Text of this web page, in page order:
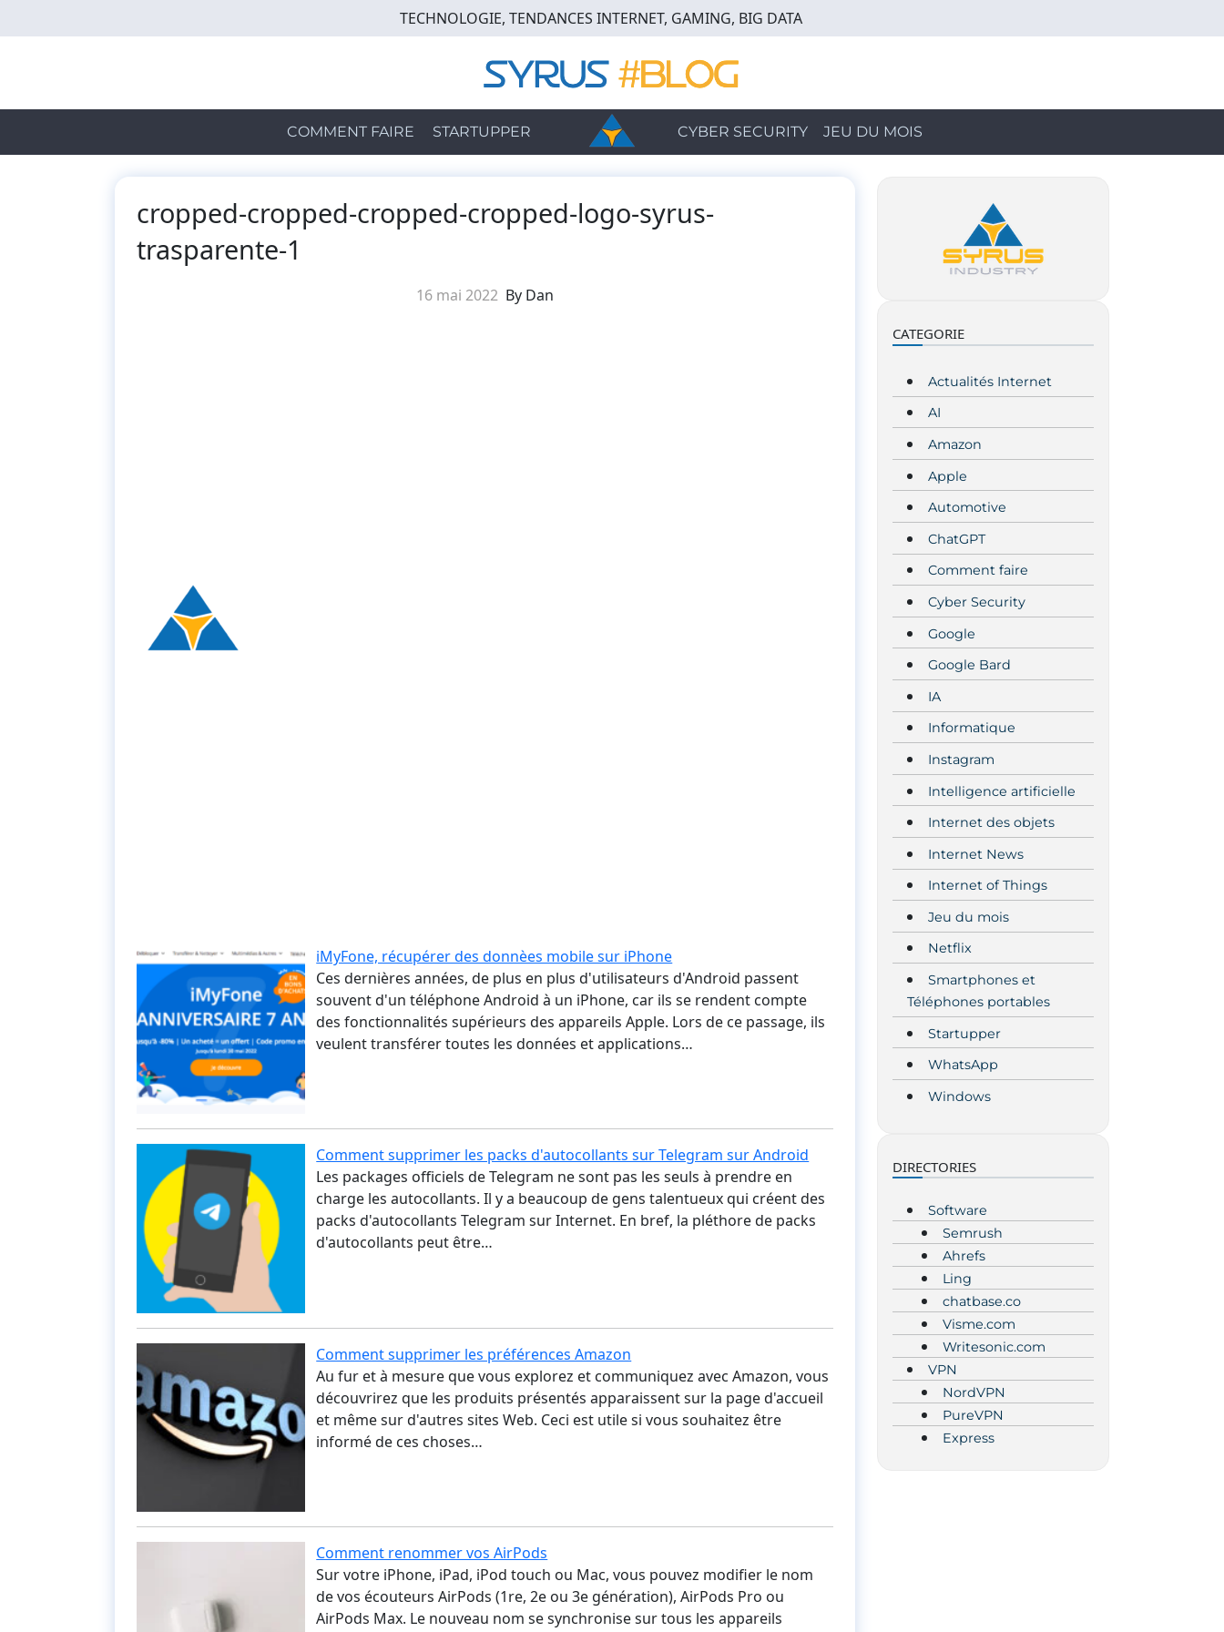
to
TECHNOLOGIE, TENDANCES INTERNET, GAMING, BIG DATA
COMMENT FAIRE STARTUPPER CYBER SECURITY JEU DU MOIS
cropped-cropped-cropped-cropped-logo-syrus-
trasparente-1
16 mai 2022 By Dan
iMyFone, récupérer des donnèes mobile sur iPhone
Ces dernières années, de plus en plus d'utilisateurs d'Android passent
souvent d'un téléphone Android à un iPhone, car ils se rendent compte
des fonctionnalités supérieurs des appareils Apple. Lors de ce passage, ils
veulent transférer toutes les données et applications…
Comment supprimer les packs d'autocollants sur Telegram sur Android
Les packages officiels de Telegram ne sont pas les seuls à prendre en
charge les autocollants. Il y a beaucoup de gens talentueux qui créent des
packs d'autocollants Telegram sur Internet. En bref, la pléthore de packs
d'autocollants peut être…
Comment supprimer les préférences Amazon
Au fur et à mesure que vous explorez et communiquez avec Amazon, vous
découvrirez que les produits présentés apparaissent sur la page d'accueil
et même sur d'autres sites Web. Ceci est utile si vous souhaitez être
informé de ces choses…
Comment renommer vos AirPods
Sur votre iPhone, iPad, iPod touch ou Mac, vous pouvez modifier le nom
de vos écouteurs AirPods (1re, 2e ou 3e génération), AirPods Pro ou
AirPods Max. Le nouveau nom se synchronise sur tous les appareils
CATEGORIE
Actualités Internet
AI
Amazon
Apple
Automotive
ChatGPT
Comment faire
Cyber Security
Google
Google Bard
IA
Informatique
Instagram
Intelligence artificielle
Internet des objets
Internet News
Internet of Things
Jeu du mois
Netflix
Smartphones et
Téléphones portables
Startupper
WhatsApp
Windows
DIRECTORIES
Software
Semrush
Ahrefs
Ling
chatbase.co
Visme.com
Writesonic.com
VPN
NordVPN
PureVPN
Express